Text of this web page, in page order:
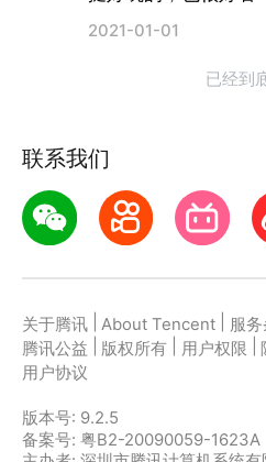
2021-01-01
已经到
联系我们
关于腾讯 About Tencent 服
腾讯公益
版权所有 用户权限
用户协议
版本号: 9.2.5
备案号: 粤B2-20090059-1623A